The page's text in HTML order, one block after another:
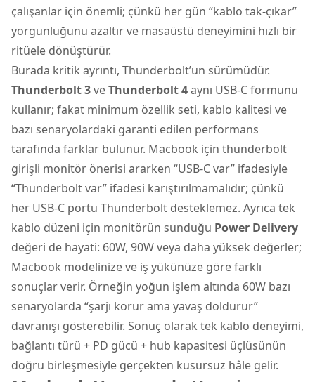
çalışanlar için önemli; çünkü her gün “kablo tak-çıkar”
yorgunluğunu azaltır ve masaüstü deneyimini hızlı bir
ritüele dönüştürür.
Burada kritik ayrıntı, Thunderbolt’un sürümüdür.
Thunderbolt 3veThunderbolt 4aynı USB-C formunu
kullanır; fakat minimum özellik seti, kablo kalitesi ve
bazı senaryolardaki garanti edilen performans
tarafında farklar bulunur. Macbook için thunderbolt
girişli monitör önerisi ararken “USB-C var” ifadesiyle
“Thunderbolt var” ifadesi karıştırılmamalıdır; çünkü
her USB-C portu Thunderbolt desteklemez. Ayrıca tek
kablo düzeni için monitörün sunduğu Power Delivery
değeri de hayati: 60W, 90W veya daha yüksek değerler;
Macbook modelinize ve iş yükünüze göre farklı
sonuçlar verir. Örneğin yoğun işlem altında 60W bazı
senaryolarda “şarjı korur ama yavaş doldurur”
davranışı gösterebilir. Sonuç olarak tek kablo deneyimi,
bağlantı türü + PD gücü + hub kapasitesi üçlüsünün
doğru birleşmesiyle gerçekten kusursuz hâle gelir.